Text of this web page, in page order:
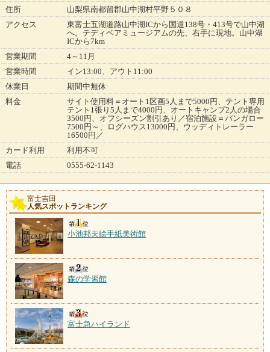
住所
山梨県南都留郡山中湖村平野５０８
アクセス
東富士五湖道路山中湖ICから国道138号・413号で山中湖
へ。テディベアミュージアムの先、右手に現地。山中湖
ICから7km
営業期間
4～11月
営業時間
イン13:00、アウト11:00
休業日
期間中無休
料金
サイト使用料＝オート1区画5人まで5000円、テント専用
テント1張り5人まで4000円、オートキャンプ2人の場合
3500円、オフシーズン割引あり／宿泊施設＝バンガロー
7500円～、ログハウス13000円、ウッディトレーラー
16500円／
カード利用
利用不可
電話
0555-62-1143
富士吉田
人気スポットランキング
小池邦夫絵手紙美術館
森の学習館
富士急ハイランド